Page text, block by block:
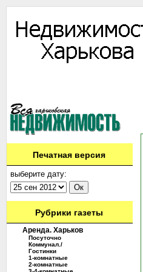
Печатная версия
выберите дату:
Рубрики газеты
Аренда. Харьков
Посуточно
Коммунал./
Гостинки
1-комнатные
2-комнатные